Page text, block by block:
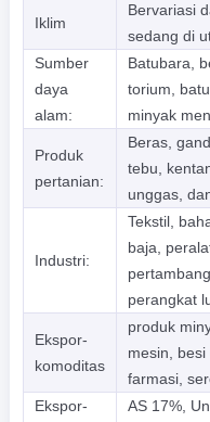
Iklim
Bervariasi
sedang di
Sumber
daya
alam:
Batubara,
torium,
minyak
Produk
pertanian:
Beras,
tebu,
unggas,
Industri:
Tekstil,
baja,
perangkat
Ekspor-
komoditas
produk
mesin,
farmasi,
Ekspor-
AS 17%,